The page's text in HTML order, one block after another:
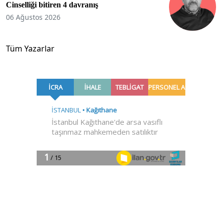
Cinselliği bitiren 4 davranış
06 Ağustos 2026
Tüm Yazarlar